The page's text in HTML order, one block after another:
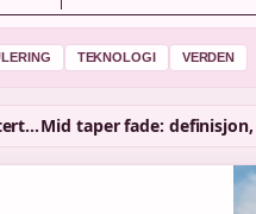
TEKNOLOGI VERDEN
Hva er klokka nå? Riktig tid, sommertid og vintertid i Norge